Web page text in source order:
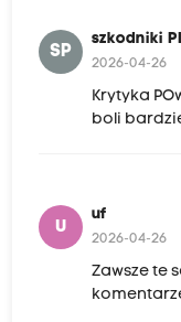
SP
szkodniki
2026-04-26
Krytyka
boli
U
uf
2026-04-26
Zawsze te